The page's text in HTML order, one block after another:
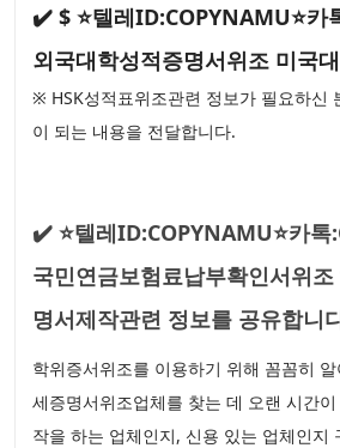
✔️ $ ⭐텔레ID:COPYNAMU⭐카
외국대학성적증명서위조 미국
※ HSK성적표위조관련 정보가 필요하신
이 되는 내용을 전달합니다.
✔️ ⭐텔레ID:COPYNAMU⭐카톡
국민연금보험료납부확인서위
명서제작관련 정보를 공유합니
학위증서위조를 이용하기 위해 꼼꼼히
세증명서위조업체를 찾는 데 오랜 시간
작을 하는 업체인지, 신용 있는 업체인지